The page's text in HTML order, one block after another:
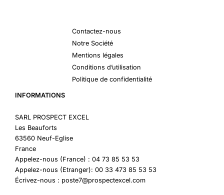
Contactez-nous
Notre Société
Mentions légales
Conditions d’utilisation
Politique de confidentialité
INFORMATIONS
SARL PROSPECT EXCEL
Les Beauforts
63560 Neuf-Eglise
France
Appelez-nous (France) : 04 73 85 53 53
Appelez-nous (Etranger): 00 33 473 85 53 53
Écrivez-nous : poste7@prospectexcel.com